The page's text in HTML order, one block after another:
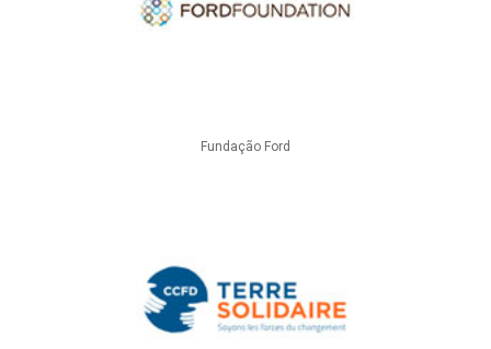
Fundação Ford